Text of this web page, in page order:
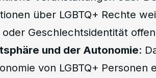
über LGBTQ+ Rechte
Geschlechtsidentität
und der Autonomie:
von LGBTQ+ Personen